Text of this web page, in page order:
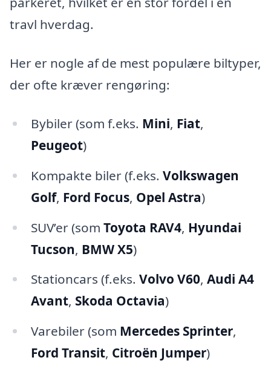
travl hverdag.
Her er nogle af de mest populære biltyper,
der ofte kræver rengøring:
Bybiler (som f.eks. Mini, Fiat,
Peugeot)
Kompakte biler (f.eks. Volkswagen
Golf, Ford Focus, Opel Astra)
SUV’er (som Toyota RAV4, Hyundai
Tucson, BMW X5)
Stationcars (f.eks. Volvo V60, Audi A4
Avant, Skoda Octavia)
Varebiler (som Mercedes Sprinter,
Ford Transit, Citroën Jumper)